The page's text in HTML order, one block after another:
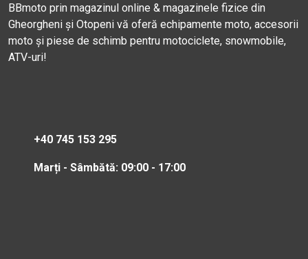
BBmoto prin magazinul online & magazinele fizice din
Gheorgheni și Otopeni vă oferă echipamente moto, accesorii
moto și piese de schimb pentru motociclete, snowmobile,
ATV-uri!
+40 745 153 295
Marți - Sâmbătă: 09:00 - 17:00